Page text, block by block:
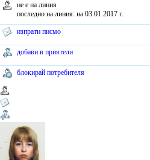
не е на линия
последно на линия: на 03.01.2017 г.
изпрати писмо
добави в приятели
блокирай потребителя